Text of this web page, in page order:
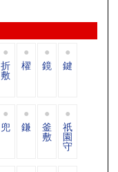
折
敷
櫂 鏡 鍵
兜 鎌 釜
敷
祇
園
守